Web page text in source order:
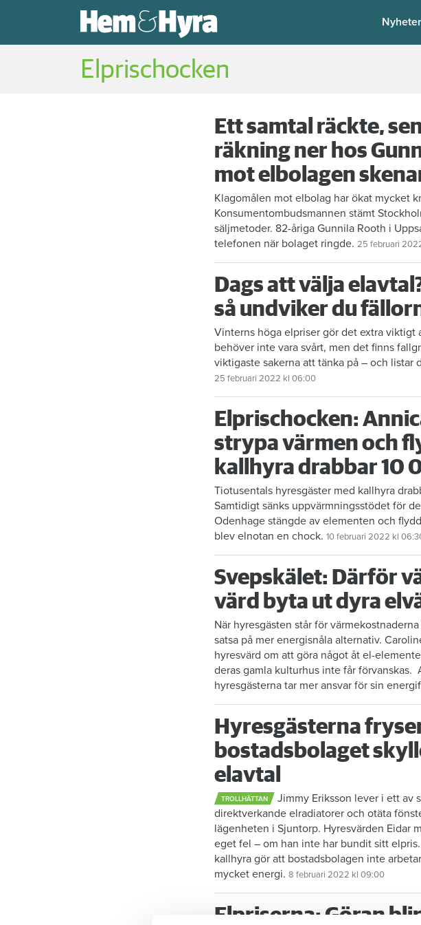
Nyheter
Elprischocken
Ett samtal räckte,
räkning ner hos
mot elbolagen
Klagomålen mot elbolag har ökat mycket
Konsumentombudsmannen stämt
säljmetoder. 82-åriga Gunnila Rooth i
telefonen när bolaget ringde. 25 februari
Dags att välja
så undviker du
Vinterns höga elpriser gör det extra viktigt
behöver inte vara svårt, men det finns
viktigaste sakerna att tänka på – och listar
25 februari 2022 kl 06:00
Elprischocken:
strypa värmen och
kallhyra drabbar 10
Tiotusentals hyresgäster med kallhyra
Samtidigt sänks uppvärmningsstödet för
Odenhage stängde av ­elementen och
blev elnotan en chock. 10 februari 2022 kl
Svepskälet: Därför
värd byta ut dyra
När hyresgästen står för
satsa på mer energi­snåla alternativ.
hyresvärd om att göra något åt el-­
deras gamla kulturhus inte får förvanskas.
hyresgästerna tar mer ansvar för sin
Hyresgästerna
bostadsbolaget
elavtal
TROLLHÄTTAN
Jimmy Eriksson lever i ett av
direktverkande elradiatorer och otäta
lägenheten i Sjuntorp. Hyresvärden Eidar
eget fel – om han inte har bundit sitt
kallhyra gör att bostadsbolagen inte
mycket energi. 8 februari 2022 kl 09:00
Elpriserna: Göran